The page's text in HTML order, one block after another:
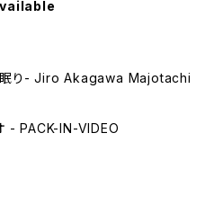
眠り- Jiro Akagawa Majotachi
- PACK-IN-VIDEO